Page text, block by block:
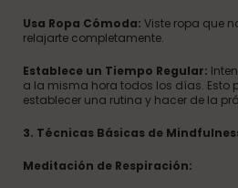
Usa Ropa Cómoda: Viste ropa que
relajarte completamente.
Establece un Tiempo Regular:
a la misma hora todos los días. Esto
establecer una rutina y hacer de la
3. Técnicas Básicas de
Meditación de Respiración: